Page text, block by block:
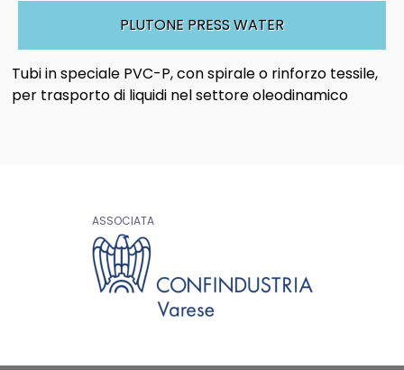
PLUTONE PRESS WATER
Tubi in speciale PVC-P, con spirale o rinforzo tessile,
per trasporto di liquidi nel settore oleodinamico
ASSOCIATA